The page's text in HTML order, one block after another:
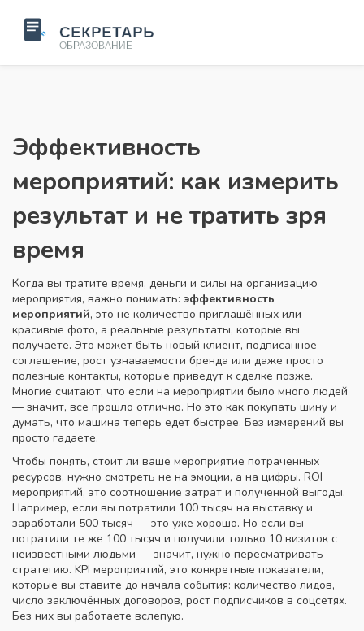
Эффективность
мероприятий: как измерить
результат и не тратить зря
время
Когда вы тратите время, деньги и силы на организацию
мероприятия, важно понимать: эффективность
мероприятий, это не количество приглашённых или
красивые фото, а реальные результаты, которые вы
получаете. Это может быть новый клиент, подписанное
соглашение, рост узнаваемости бренда или даже просто
полезные контакты, которые приведут к сделке позже.
Многие считают, что если на мероприятии было много людей
— значит, всё прошло отлично. Но это как покупать шину и
думать, что машина теперь едет быстрее. Без измерений вы
просто гадаете.
Чтобы понять, стоит ли ваше мероприятие потраченных
ресурсов, нужно смотреть не на эмоции, а на цифры. ROI
мероприятий, это соотношение затрат и полученной выгоды.
Например, если вы потратили 100 тысяч на выставку и
заработали 500 тысяч — это уже хорошо. Но если вы
потратили те же 100 тысяч и получили только 10 визиток с
неизвестными людьми — значит, нужно пересматривать
стратегию. KPI мероприятий, это конкретные показатели,
которые вы ставите до начала события: количество лидов,
число заключённых договоров, рост подписчиков в соцсетях.
Без них вы работаете вслепую.